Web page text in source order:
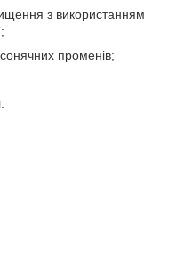
з використанням
променів;